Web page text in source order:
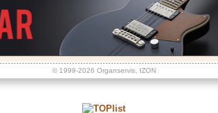
© 1999-2026 Organservis, IZON